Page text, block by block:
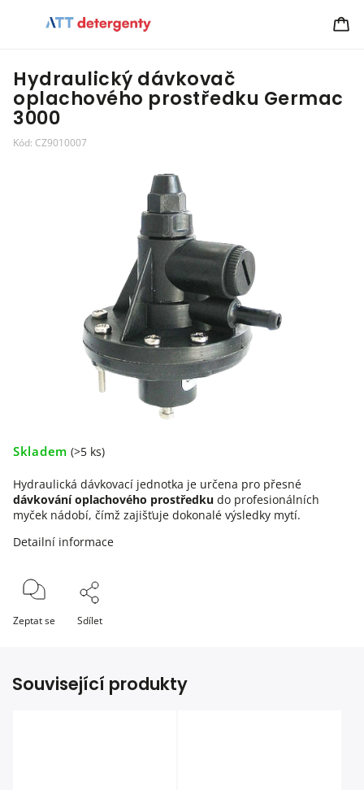
Hydraulický dávkovač
oplachového prostředku Germac
3000
Kód: CZ9010007
Skladem (>5 ks)
Hydraulická dávkovací jednotka je určena pro přesné
dávkování oplachového prostředku do profesionálních
myček nádobí, čímž zajišťuje dokonalé výsledky mytí.
Detailní informace
Zeptat se Sdílet
Související produkty